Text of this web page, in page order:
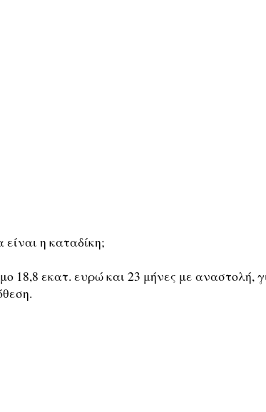
είναι η καταδίκη;
18,8 εκατ. ευρώ και 23 μήνες με αναστολή,